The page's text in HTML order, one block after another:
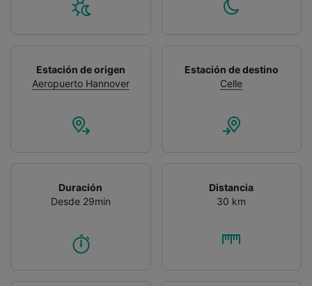
Estación de origen
Aeropuerto Hannover
Estación de destino
Celle
Duración
Desde 29min
Distancia
30 km